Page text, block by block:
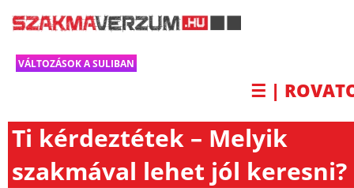
VÁLTOZÁSOK A SULIBAN
☰ |
Ti kérdeztétek – Melyik
szakmával lehet jól keresni?